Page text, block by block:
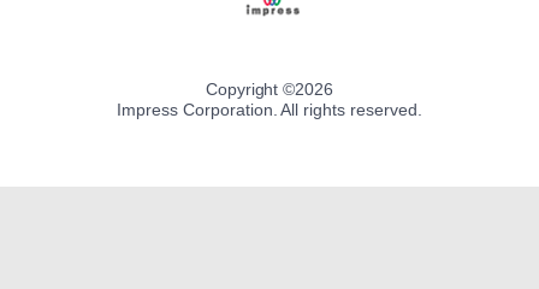
Copyright ©2026
Impress Corporation. All rights reserved.